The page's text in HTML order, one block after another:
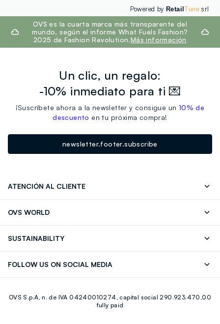
Powered by RetailTunesrl
footer.ariatitleOVS es la cuarta marca más transparente del
mundo, según el informe What Fuels Fashion?
2025 de Fashion Revolution.Más información
Un clic, un regalo:
-10% inmediato para ti 💌
¡Suscríbete ahora a la newsletter y consigue un 10% de
descuento en tu próxima compra!
newsletter.footer.subscribe
ATENCIÓN AL CLIENTE
OVS WORLD
SUSTAINABILITY
FOLLOW US ON SOCIAL MEDIA
Youtube Linkedin
OVS S.p.A, n. de IVA 04240010274, capital social 290.923.470,00
fully paid